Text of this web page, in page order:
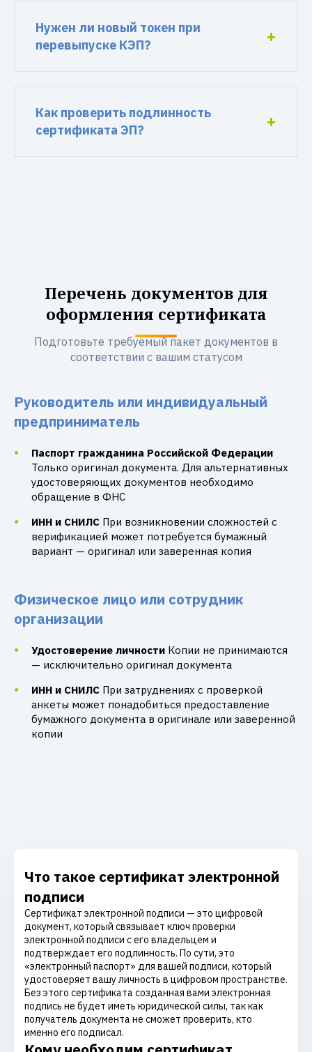
Нужен ли новый токен при
перевыпуске КЭП?
Как проверить подлинность
сертификата ЭП?
Перечень документов для
оформления сертификата
Подготовьте требуемый пакет документов в
соответствии с вашим статусом
Руководитель или индивидуальный
предприниматель
Паспорт гражданина Российской Федерации
Только оригинал документа. Для альтернативных
удостоверяющих документов необходимо
обращение в ФНС
ИНН и СНИЛС При возникновении сложностей с
верификацией может потребуется бумажный
вариант — оригинал или заверенная копия
Физическое лицо или сотрудник
организации
Удостоверение личности Копии не принимаются
— исключительно оригинал документа
ИНН и СНИЛС При затруднениях с проверкой
анкеты может понадобиться предоставление
бумажного документа в оригинале или заверенной
копии
Что такое сертификат электронной
подписи
Сертификат электронной подписи — это цифровой
документ, который связывает ключ проверки
электронной подписи с его владельцем и
подтверждает его подлинность. По сути, это
«электронный паспорт» для вашей подписи, который
удостоверяет вашу личность в цифровом пространстве.
Без этого сертификата созданная вами электронная
подпись не будет иметь юридической силы, так как
получатель документа не сможет проверить, кто
именно его подписал.